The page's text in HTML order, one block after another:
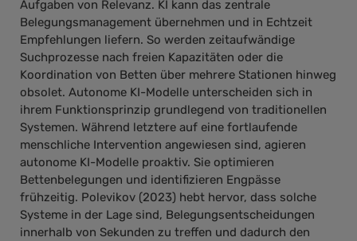
Aufgaben von Relevanz. KI kann das zentrale
Belegungsmanagement übernehmen und in Echtzeit
Empfehlungen liefern. So werden zeitaufwändige
Suchprozesse nach freien Kapazitäten oder die
Koordination von Betten über mehrere Stationen hinweg
obsolet. Autonome KI-Modelle unterscheiden sich in
ihrem Funktionsprinzip grundlegend von traditionellen
Systemen. Während letztere auf eine fortlaufende
menschliche Intervention angewiesen sind, agieren
autonome KI-Modelle proaktiv. Sie optimieren
Bettenbelegungen und identifizieren Engpässe
frühzeitig. Polevikov (2023) hebt hervor, dass solche
Systeme in der Lage sind, Belegungsentscheidungen
innerhalb von Sekunden zu treffen und dadurch den